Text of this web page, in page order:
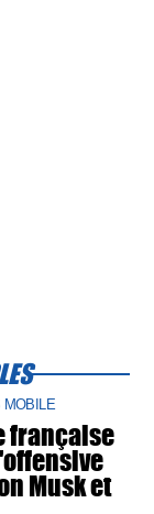
MOBILE
française
Musk et